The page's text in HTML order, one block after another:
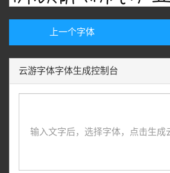
上一个字体
云游字体字体生成控制台